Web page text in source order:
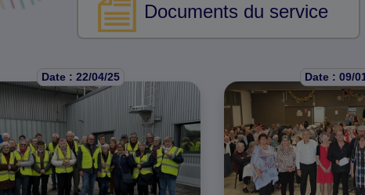
Documents du service
Date : 22/04/25 Date : 09/